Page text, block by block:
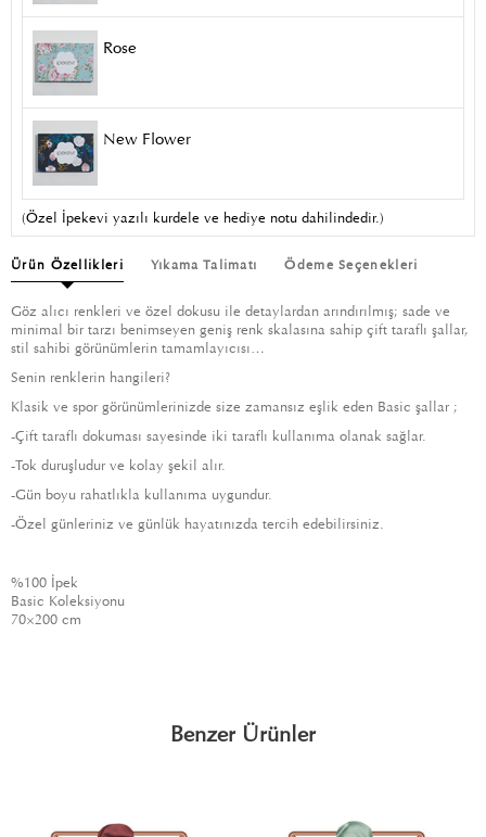
Rose
New Flower
(Özel İpekevi yazılı kurdele ve hediye notu dahilindedir.)
Ürün Özellikleri Yıkama Talimatı Ödeme Seçenekleri
Göz alıcı renkleri ve özel dokusu ile detaylardan arındırılmış; sade ve
minimal bir tarzı benimseyen geniş renk skalasına sahip çift taraflı şallar,
stil sahibi görünümlerin tamamlayıcısı…
Senin renklerin hangileri?
Klasik ve spor görünümlerinizde size zamansız eşlik eden Basic şallar ;
-Çift taraflı dokuması sayesinde iki taraflı kullanıma olanak sağlar.
-Tok duruşludur ve kolay şekil alır.
-Gün boyu rahatlıkla kullanıma uygundur.
-Özel günleriniz ve günlük hayatınızda tercih edebilirsiniz.
%100 İpek
Basic Koleksiyonu
70×200 cm
Benzer Ürünler